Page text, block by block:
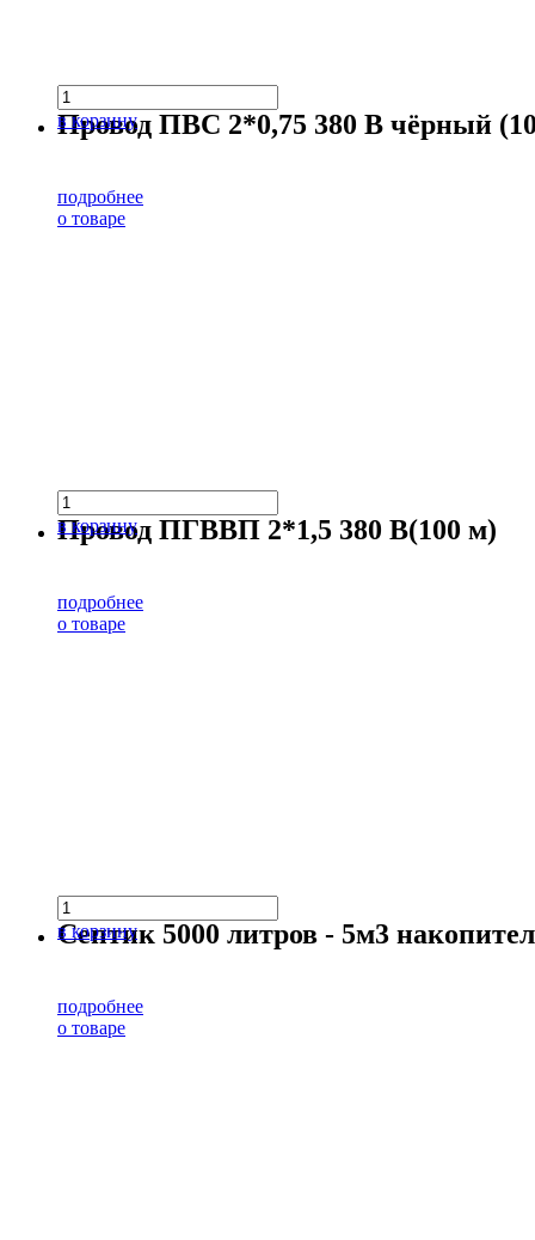
в корзину
Провод ПВС 2*0,75 380 В чёрный
подробнее
о товаре
в корзину
Провод ПГВВП 2*1,5 380 В(100 м)
подробнее
о товаре
в корзину
Септик 5000 литров - 5м3
подробнее
о товаре